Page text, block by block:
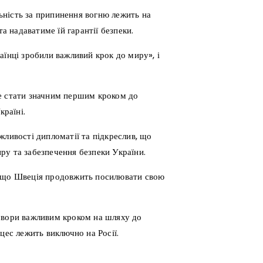
за припинення вогню лежить на
надаватиме їй гарантії безпеки.
зробили важливий крок до миру», і
стати значним першим кроком до
дипломатії та підкреслив, що
та забезпечення безпеки України.
що Швеція продовжить посилювати свою
важливим кроком на шляху до
лежить виключно на Росії.